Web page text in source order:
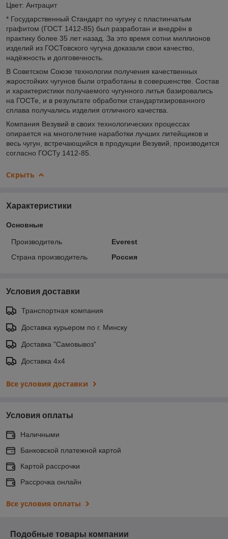
Цвет: Антрацит
* Государственный Стандарт по чугуну с пластинчатым
графитом (ГОСТ 1412-85) был разработан и внедрён в
практику более 35 лет назад. За это время сотни миллионов
изделий из ГОСТовского чугуна доказали свои качество,
надёжность и долговечность.
В Советском Союзе технологии получения качественных
жаростойких чугунов были отработаны в совершенстве. Состав
и характеристики получаемого чугунного литья базировались
на ГОСТе, и в результате обработки стандартизированного
сплава получались изделия отличного качества.
Компания Везувий в своих технологических процессах
опирается на многолетние наработки лучших литейщиков и
весь чугун, встречающийся в продукции Везувий, производится
согласно ГОСТу 1412-85.
Скрыть
Характеристики
Основные
Производитель
Everest
Страна производитель
Россия
Условия доставки
Транспортная компания
Доставка курьером по г. Минску
Доставка "Самовывоз"
Доставка 4х4
Все условия доставки
Условия оплаты
Наличными
Банковской платежной картой
Картой рассрочки
Рассрочка онлайн
Все условия оплаты
Подобные товары компании